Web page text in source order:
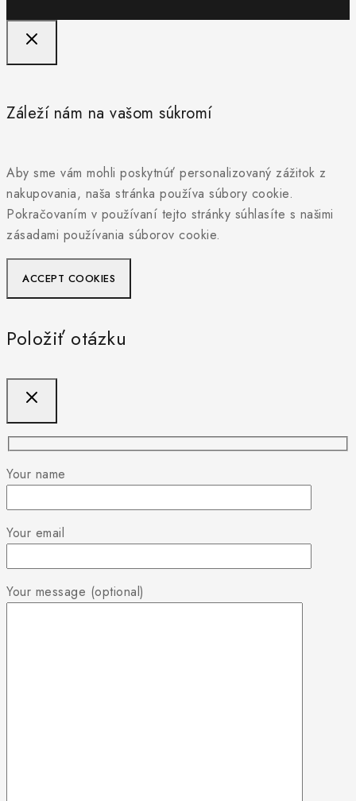
Záleží nám na vašom súkromí
Aby sme vám mohli poskytnúť personalizovaný zážitok z
nakupovania, naša stránka používa súbory cookie.
Pokračovaním v používaní tejto stránky súhlasíte s našimi
zásadami používania súborov cookie.
ACCEPT COOKIES
Položiť otázku
Your name
Your email
Your message (optional)